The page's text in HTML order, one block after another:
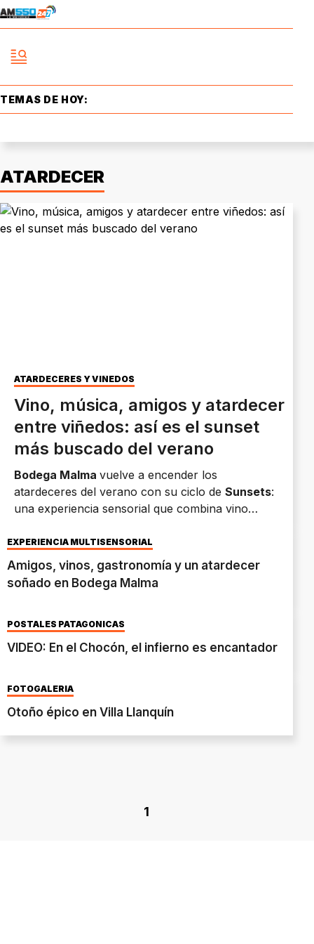
TEMAS DE HOY:
ATARDECER
ATARDECERES Y VIÑEDOS
Vino, música, amigos y atardecer
entre viñedos: así es el sunset
más buscado del verano
Bodega Malma vuelve a encender los
atardeceres del verano con su ciclo de Sunsets:
una experiencia sensorial que combina vino
paisaje que invita a quedarse hasta que caiga la
noche.
EXPERIENCIA MULTISENSORIAL
Amigos, vinos, gastronomía y un atardecer
soñado en Bodega Malma
POSTALES PATAGÓNICAS
VIDEO: En el Chocón, el infierno es encantador
FOTOGALERÍA
Otoño épico en Villa Llanquín
1